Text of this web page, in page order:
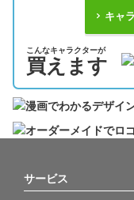
キャ
こんなキャラクターが
買えます
サービス